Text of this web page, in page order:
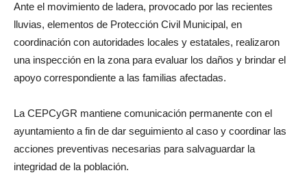
Ante el movimiento de ladera, provocado por las recientes
lluvias, elementos de Protección Civil Municipal, en
coordinación con autoridades locales y estatales, realizaron
una inspección en la zona para evaluar los daños y brindar el
apoyo correspondiente a las familias afectadas.
La CEPCyGR mantiene comunicación permanente con el
ayuntamiento a fin de dar seguimiento al caso y coordinar las
acciones preventivas necesarias para salvaguardar la
integridad de la población.